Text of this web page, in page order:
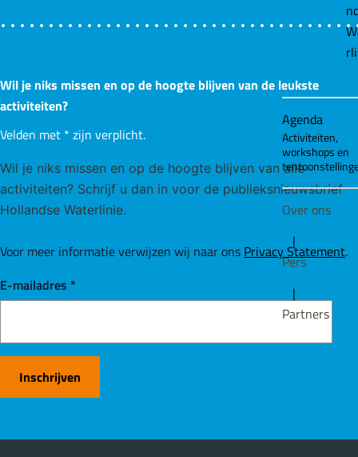
Agenda
Activiteiten,
workshops en
Over ons
|
Pers
|
Partners
Wil je niks missen en op de hoogte blijven van de leukste
activiteiten?
Velden met * zijn verplicht.
Wil je niks missen en op de hoogte blijven van alle
activiteiten? Schrijf u dan in voor de publieksnieuwsbrief
Hollandse Waterlinie.
Voor meer informatie verwijzen wij naar ons Privacy Statement.
E-mailadres *
Inschrijven